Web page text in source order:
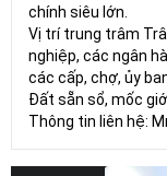
chính siêu lớn.
Vị trí trung trâm
nghiệp, các ngân
các cấp, chợ, ủy
Đất sẵn sổ, mốc
Thông tin liên hệ: